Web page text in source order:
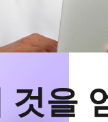
것을